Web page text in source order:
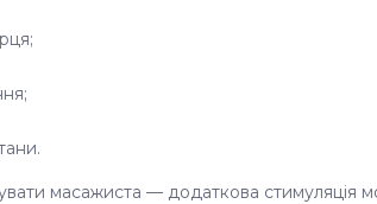
масажиста — додаткова стимуляція